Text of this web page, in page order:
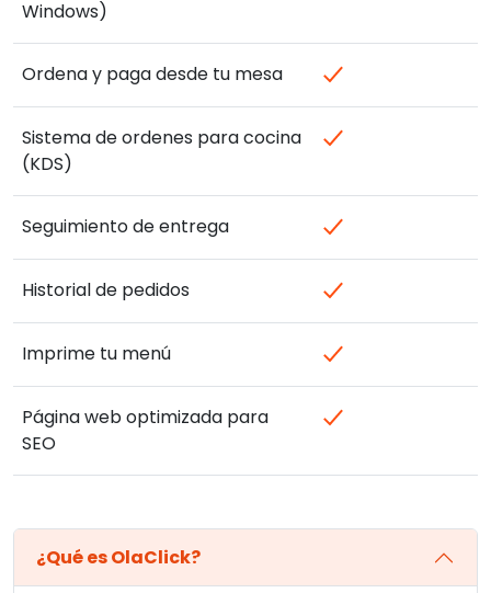
Windows)
Ordena y paga desde tu mesa
Sistema de ordenes para cocina
(KDS)
Seguimiento de entrega
Historial de pedidos
Imprime tu menú
Página web optimizada para
SEO
¿Qué es OlaClick?